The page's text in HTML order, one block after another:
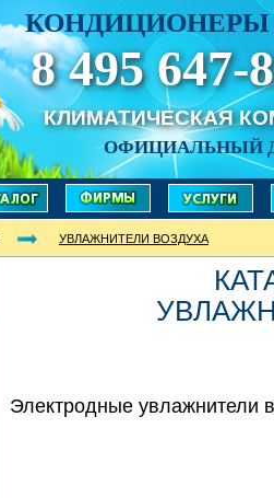
КОНДИЦИОНЕРЫ
8 495 647-
КЛИМАТИЧЕСКАЯ
ОФИЦИАЛЬНЫЙ
УВЛАЖНИТЕЛИ ВОЗДУХА
Электродные увлажнители